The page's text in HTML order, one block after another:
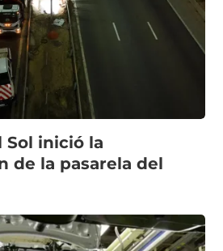
inició la
de la pasarela del